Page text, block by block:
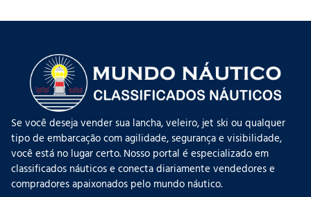
Se você deseja vender sua lancha, veleiro, jet ski ou qualquer
tipo de embarcação com agilidade, segurança e visibilidade,
você está no lugar certo. Nosso portal é especializado em
classificados náuticos e conecta diariamente vendedores e
compradores apaixonados pelo mundo náutico.